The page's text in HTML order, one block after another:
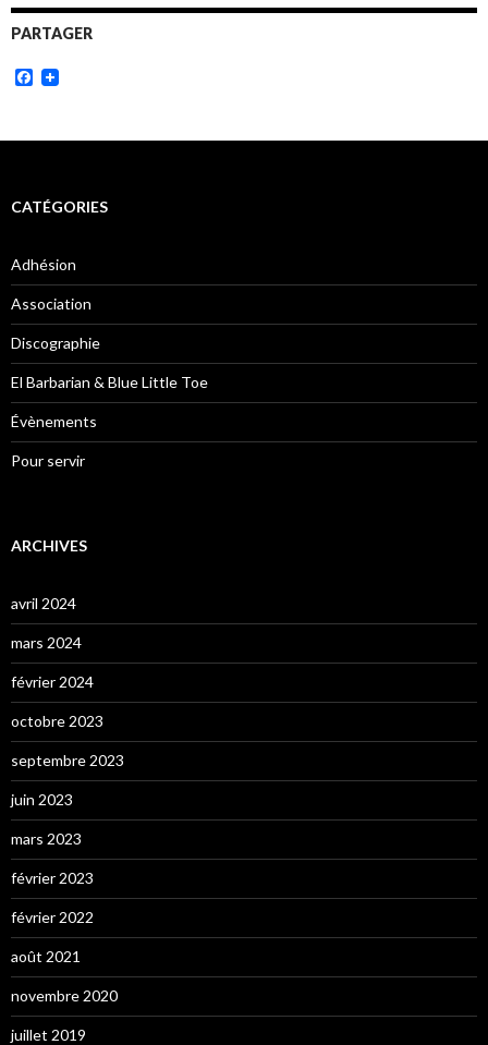
PARTAGER
Facebook
CATÉGORIES
Adhésion
Association
Discographie
El Barbarian & Blue Little Toe
Évènements
Pour servir
ARCHIVES
avril 2024
mars 2024
février 2024
octobre 2023
septembre 2023
juin 2023
mars 2023
février 2023
février 2022
août 2021
novembre 2020
juillet 2019